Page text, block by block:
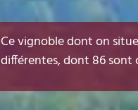
Ce vignoble dont on
différentes, dont 86 sont